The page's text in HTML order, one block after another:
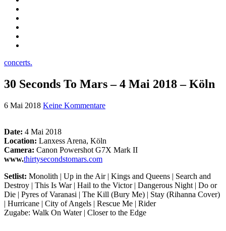
concerts.
30 Seconds To Mars – 4 Mai 2018 – Köln
6 Mai 2018 Keine Kommentare
Date: 4 Mai 2018
Location: Lanxess Arena, Köln
Camera: Canon Powershot G7X Mark II
www.thirtysecondstomars.com
Setlist: Monolith | Up in the Air | Kings and Queens | Search and
Destroy | This Is War | Hail to the Victor | Dangerous Night | Do or
Die | Pyres of Varanasi | The Kill (Bury Me) | Stay (Rihanna Cover)
| Hurricane | City of Angels | Rescue Me | Rider
Zugabe: Walk On Water | Closer to the Edge